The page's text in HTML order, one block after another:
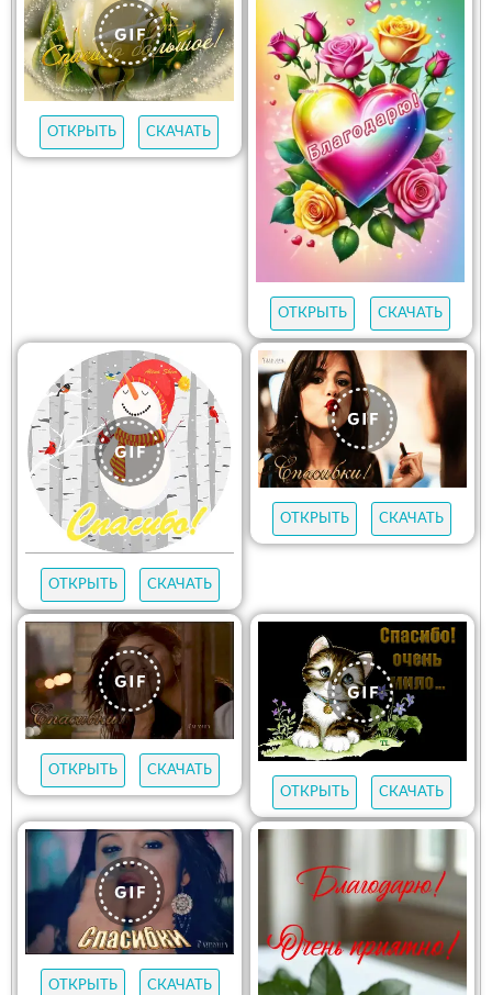
ОТКРЫТЬ СКАЧАТЬ
ОТКРЫТЬ СКАЧАТЬ
ОТКРЫТЬ СКАЧАТЬ
ОТКРЫТЬ СКАЧАТЬ
ОТКРЫТЬ
СКАЧАТЬ
ОТКРЫТЬ
СКАЧАТЬ
ОТКРЫТЬ СКАЧАТЬ